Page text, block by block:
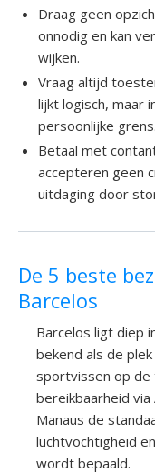
Draag geen
onnodig en kan
wijken.
Vraag altijd
lijkt logisch, maar
persoonlijke grens.
Betaal met
accepteren geen
uitdaging door
De 5 beste
Barcelos
Barcelos ligt diep
bekend als de
sportvissen op de
bereikbaarheid
Manaus de
luchtvochtigheid
wordt bepaald.